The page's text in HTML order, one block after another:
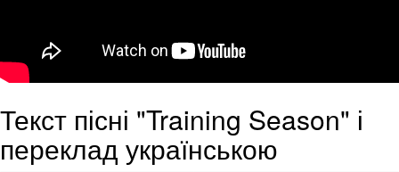
Текст пісні "Training Season" і
переклад українською